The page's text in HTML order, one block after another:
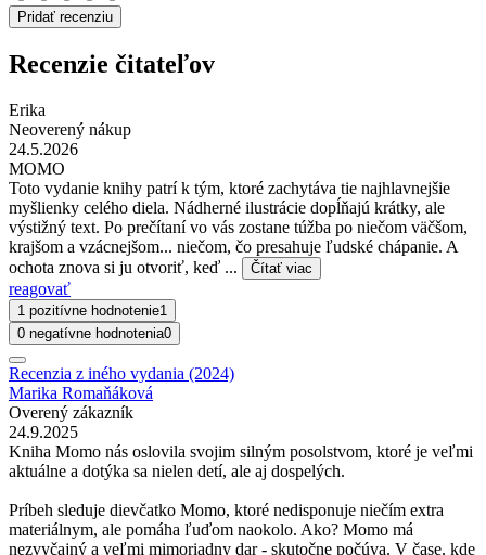
Pridať recenziu
Recenzie čitateľov
Erika
Neoverený nákup
24.5.2026
MOMO
Toto vydanie knihy patrí k tým, ktoré zachytáva tie najhlavnejšie
myšlienky celého diela. Nádherné ilustrácie dopĺňajú krátky, ale
výstižný text. Po prečítaní vo vás zostane túžba po niečom väčšom,
krajšom a vzácnejšom... niečom, čo presahuje ľudské chápanie. A
ochota znova si ju otvoriť, keď ...
Čítať viac
reagovať
1 pozitívne hodnotenie1
0 negatívne hodnotenia0
Recenzia z iného vydania (2024)
Marika Romaňáková
Overený zákazník
24.9.2025
Kniha Momo nás oslovila svojim silným posolstvom, ktoré je veľmi
aktuálne a dotýka sa nielen detí, ale aj dospelých.
Príbeh sleduje dievčatko Momo, ktoré nedisponuje niečím extra
materiálnym, ale pomáha ľuďom naokolo. Ako? Momo má
nezvyčajný a veľmi mimoriadny dar - skutočne počúva. V čase, kde